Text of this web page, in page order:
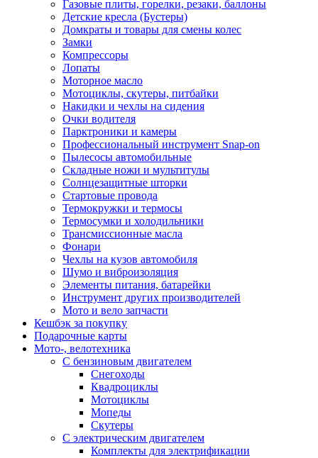
Газовые плиты, горелки, резаки, баллоны
Детские кресла (Бустеры)
Домкраты и товары для смены колес
Замки
Компрессоры
Лопаты
Моторное масло
Мотоциклы, скутеры, питбайки
Накидки и чехлы на сидения
Очки водителя
Парктроники и камеры
Профессиональный инструмент Snap-on
Пылесосы автомобильные
Складные ножи и мультитулы
Солнцезащитные шторки
Стартовые провода
Термокружки и термосы
Термосумки и холодильники
Трансмиссионные масла
Фонари
Чехлы на кузов автомобиля
Шумо и виброизоляция
Элементы питания, батарейки
Инструмент других производителей
Мото и вело запчасти
Кешбэк за покупку
Подарочные карты
Мото-, велотехника
С бензиновым двигателем
Снегоходы
Квадроциклы
Мотоциклы
Мопеды
Скутеры
С электрическим двигателем
Комплекты для электрификации